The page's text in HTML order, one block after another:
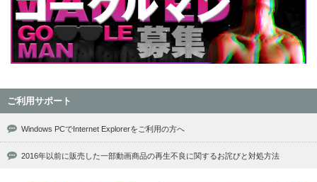
ご利用サポート
Windows PCでInternet Explorerをご利用の方へ
2016年以前に販売した一部動画商品の再生不良に関するお詫びと対処方法